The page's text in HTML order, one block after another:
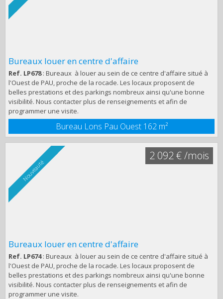
Bureaux louer en centre d'affaire
Ref. LP678: Bureaux à louer au sein de ce centre d'affaire situé à
l'Ouest de PAU, proche de la rocade. Les locaux proposent de
belles prestations et des parkings nombreux ainsi qu'une bonne
visibilité. Nous contacter plus de renseignements et afin de
programmer une visite.
Bureau Lons Pau Ouest 162 m²
Nouveauté
Bureaux louer en centre d'affaire
Ref. LP674: Bureaux à louer au sein de ce centre d'affaire situé à
l'Ouest de PAU, proche de la rocade. Les locaux proposent de
belles prestations et des parkings nombreux ainsi qu'une bonne
visibilité. Nous contacter plus de renseignements et afin de
programmer une visite.
2 092 € /mois